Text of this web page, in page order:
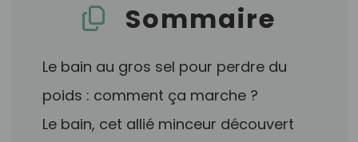
Sommaire
Le bain au gros sel pour perdre du
poids : comment ça marche ?
Le bain, cet allié minceur découvert